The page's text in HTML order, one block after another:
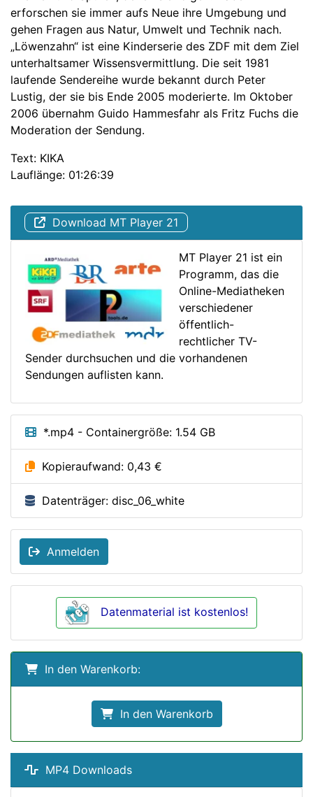
erforschen sie immer aufs Neue ihre Umgebung und
gehen Fragen aus Natur, Umwelt und Technik nach.
„Löwenzahn“ ist eine Kinderserie des ZDF mit dem Ziel
unterhaltsamer Wissensvermittlung. Die seit 1981
laufende Sendereihe wurde bekannt durch Peter
Lustig, der sie bis Ende 2005 moderierte. Im Oktober
2006 übernahm Guido Hammesfahr als Fritz Fuchs die
Moderation der Sendung.
Text: KIKA
Lauflänge: 01:26:39
Download MT Player 21
MT Player 21 ist ein
Programm, das die
Online-Mediatheken
verschiedener
öffentlich-
rechtlicher TV-
Sender durchsuchen und die vorhandenen
Sendungen auflisten kann.
*.mp4 - Containergröße: 1.54 GB
Kopieraufwand: 0,43 €
Datenträger: disc_06_white
Anmelden
Datenmaterial ist kostenlos!
In den Warenkorb:
In den Warenkorb
MP4 Downloads